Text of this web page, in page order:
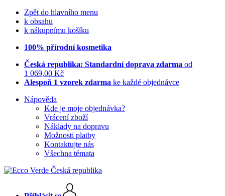
Zpět do hlavního menu
k obsahu
k nákupnímu košíku
100% přírodní kosmetika
Česká republika: Standardní doprava zdarma od
1 069,00 Kč
Alespoň 1 vzorek zdarma ke každé objednávce
Nápověda
Kde je moje objednávka?
Vrácení zboží
Náklady na dopravu
Možnosti platby
Kontaktujte nás
Všechna témata